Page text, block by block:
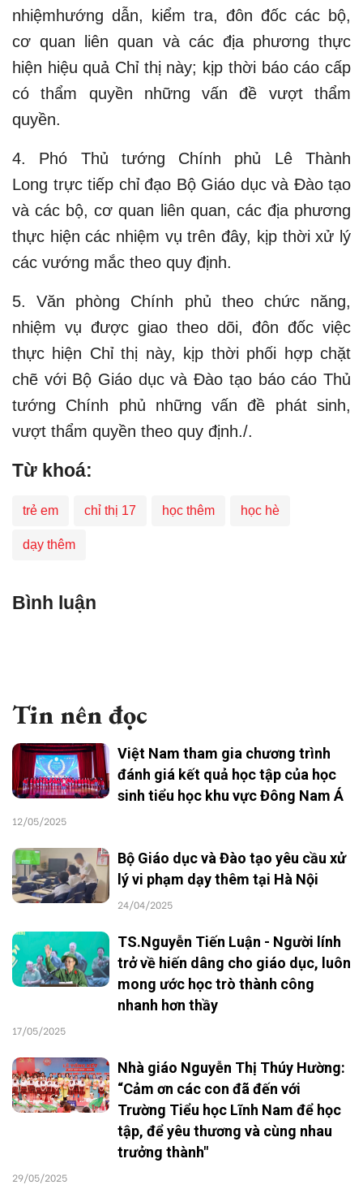
nhiệmhướng dẫn, kiểm tra, đôn đốc các bộ,
cơ quan liên quan và các địa phương thực
hiện hiệu quả Chỉ thị này; kịp thời báo cáo cấp
có thẩm quyền những vấn đề vượt thẩm
quyền.
4. Phó Thủ tướng Chính phủ Lê Thành
Long trực tiếp chỉ đạo Bộ Giáo dục và Đào tạo
và các bộ, cơ quan liên quan, các địa phương
thực hiện các nhiệm vụ trên đây, kịp thời xử lý
các vướng mắc theo quy định.
5. Văn phòng Chính phủ theo chức năng,
nhiệm vụ được giao theo dõi, đôn đốc việc
thực hiện Chỉ thị này, kịp thời phối hợp chặt
chẽ với Bộ Giáo dục và Đào tạo báo cáo Thủ
tướng Chính phủ những vấn đề phát sinh,
vượt thẩm quyền theo quy định./.
Từ khoá:
trẻ em chỉ thị 17 học thêm học hè
dạy thêm
Bình luận
Tin nên đọc
Việt Nam tham gia chương trình
đánh giá kết quả học tập của học
sinh tiểu học khu vực Đông Nam Á
12/05/2025
Bộ Giáo dục và Đào tạo yêu cầu xử
lý vi phạm dạy thêm tại Hà Nội
24/04/2025
TS.Nguyễn Tiến Luận - Người lính
trở về hiến dâng cho giáo dục, luôn
mong ước học trò thành công
nhanh hơn thầy
17/05/2025
Nhà giáo Nguyễn Thị Thúy Hường:
“Cảm ơn các con đã đến với
Trường Tiểu học Lĩnh Nam để học
tập, để yêu thương và cùng nhau
trưởng thành"
29/05/2025